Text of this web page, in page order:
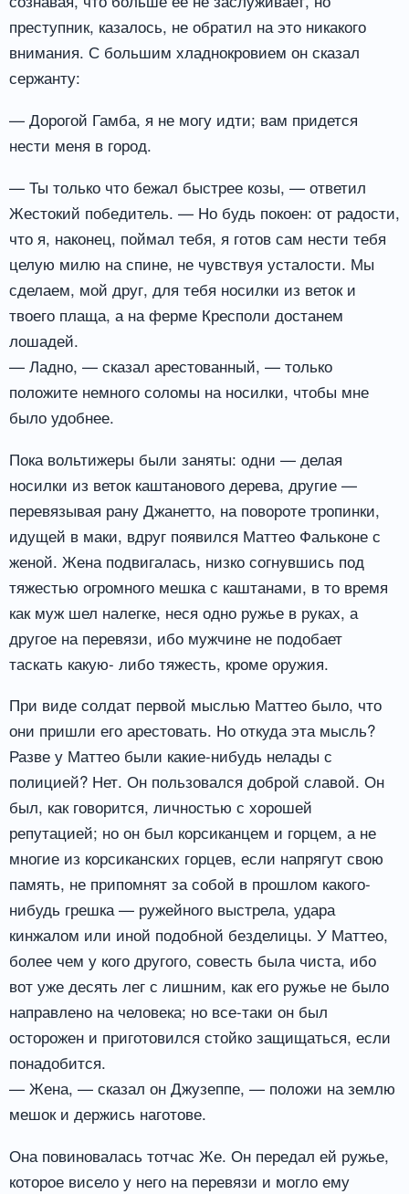
преступник, казалось, не обратил на это никакого
внимания. С большим хладнокровием он сказал
сержанту:
— Дорогой Гамба, я не могу идти; вам придется
нести меня в город.
— Ты только что бежал быстрее козы, — ответил
Жестокий победитель. — Но будь покоен: от радости,
что я, наконец, поймал тебя, я готов сам нести тебя
целую милю на спине, не чувствуя усталости. Мы
сделаем, мой друг, для тебя носилки из веток и
твоего плаща, а на ферме Кресполи достанем
лошадей.
— Ладно, — сказал арестованный, — только
положите немного соломы на носилки, чтобы мне
было удобнее.
Пока вольтижеры были заняты: одни — делая
носилки из веток каштанового дерева, другие —
перевязывая рану Джанетто, на повороте тропинки,
идущей в маки, вдруг появился Маттео Фальконе с
женой. Жена подвигалась, низко согнувшись под
тяжестью огромного мешка с каштанами, в то время
как муж шел налегке, неся одно ружье в руках, а
другое на перевязи, ибо мужчине не подобает
таскать какую- либо тяжесть, кроме оружия.
При виде солдат первой мыслью Маттео было, что
они пришли его арестовать. Но откуда эта мысль?
Разве у Маттео были какие-нибудь нелады с
полицией? Нет. Он пользовался доброй славой. Он
был, как говорится, личностью с хорошей
репутацией; но он был корсиканцем и горцем, а не
многие из корсиканских горцев, если напрягут свою
память, не припомнят за собой в прошлом какого-
нибудь грешка — ружейного выстрела, удара
кинжалом или иной подобной безделицы. У Маттео,
более чем у кого другого, совесть была чиста, ибо
вот уже десять лег с лишним, как его ружье не было
направлено на человека; но все-таки он был
осторожен и приготовился стойко защищаться, если
понадобится.
— Жена, — сказал он Джузеппе, — положи на землю
мешок и держись наготове.
Она повиновалась тотчас Же. Он передал ей ружье,
которое висело у него на перевязи и могло ему